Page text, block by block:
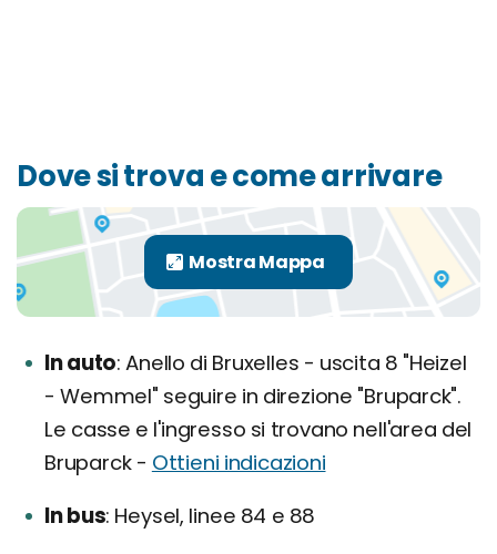
Dove si trova e come arrivare
In auto Anello di Bruxelles - uscita 8 "Heizel
- Wemmel" seguire in direzione "Bruparck".
Le casse e l'ingresso si trovano nell'area del
Bruparck - Ottieni indicazioni
In bus Heysel, linee 84 e 88